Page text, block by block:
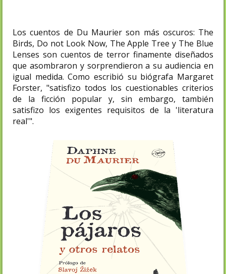
Los cuentos de Du Maurier son más oscuros: The
Birds, Do not Look Now, The Apple Tree y The Blue
Lenses son cuentos de terror finamente diseñados
que asombraron y sorprendieron a su audiencia en
igual medida. Como escribió su biógrafa Margaret
Forster, "satisfizo todos los cuestionables criterios
de la ficción popular y, sin embargo, también
satisfizo los exigentes requisitos de la 'literatura
real'".